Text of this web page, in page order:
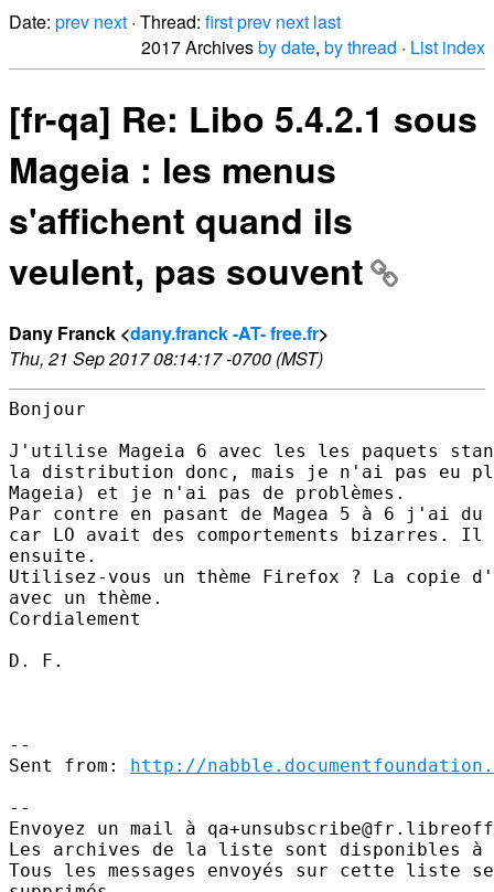
Date: prev next · Thread: firstprev next last
2017 Archivesby date, by thread · List index
[fr-qa] Re: Libo 5.4.2.1 sous
Mageia : les menus
s'affichent quand ils
veulent, pas souvent
Dany Franck <dany.franck -AT- free.fr>
Thu, 21 Sep 2017 08:14:17 -0700 (MST)
Bonjour
J'utilise Mageia 6 avec les les paquets
la distribution donc, mais je n'ai pas eu
Mageia) et je n'ai pas de problèmes.
Par contre en pasant de Magea 5 à 6 j'ai du
car LO avait des comportements bizarres.
ensuite.
Utilisez-vous un thème Firefox ? La copie
avec un thème.
Cordialement
D. F.
--
Sent from: http://
--
Envoyez un mail à
Les archives de la liste sont disponibles à
Tous les messages envoyés sur cette liste